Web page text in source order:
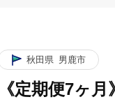
秋田県 男鹿市
《定期便7ヶ